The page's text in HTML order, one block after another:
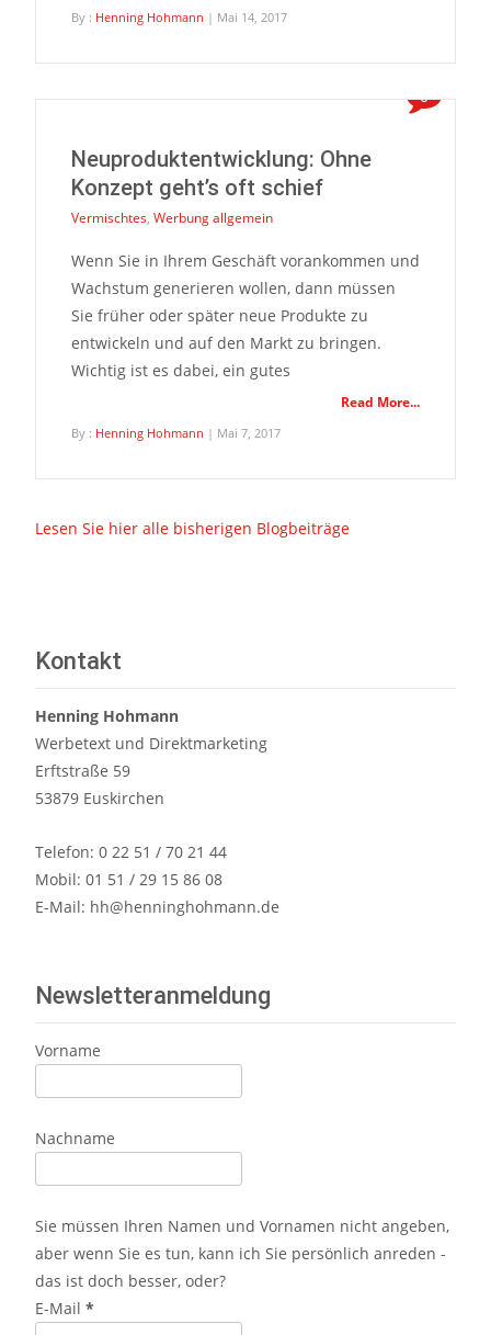
By : Henning Hohmann | Mai 14, 2017
0
Neuproduktentwicklung: Ohne
Konzept geht’s oft schief
Vermischtes, Werbung allgemein
Wenn Sie in Ihrem Geschäft vorankommen und
Wachstum generieren wollen, dann müssen
Sie früher oder später neue Produkte zu
entwickeln und auf den Markt zu bringen.
Wichtig ist es dabei, ein gutes
Read More...
By : Henning Hohmann | Mai 7, 2017
Lesen Sie hier alle bisherigen Blogbeiträge
Kontakt
Henning Hohmann
Werbetext und Direktmarketing
Erftstraße 59
53879 Euskirchen
Telefon: 0 22 51 / 70 21 44
Mobil: 01 51 / 29 15 86 08
E-Mail: hh@henninghohmann.de
Newsletteranmeldung
Vorname
Nachname
Sie müssen Ihren Namen und Vornamen nicht angeben,
aber wenn Sie es tun, kann ich Sie persönlich anreden -
das ist doch besser, oder?
E-Mail *